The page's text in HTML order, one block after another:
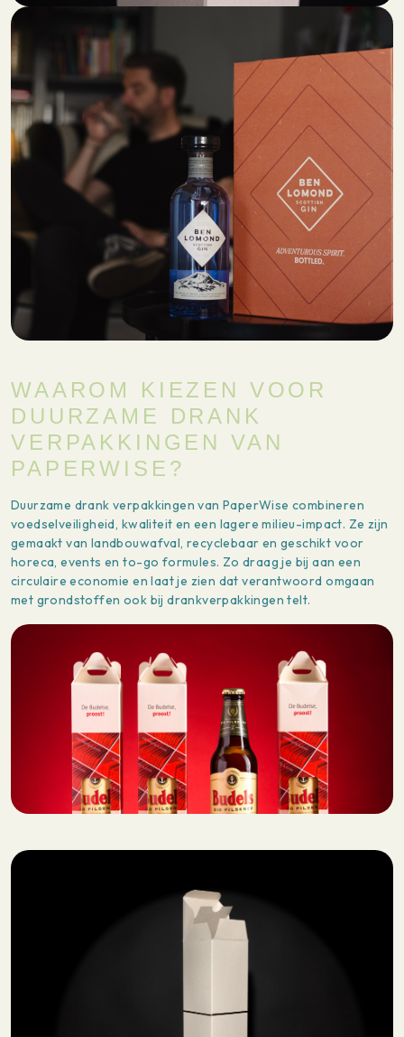
WAAROM KIEZEN VOOR
DUURZAME DRANK
VERPAKKINGEN VAN
PAPERWISE?
Duurzame drank verpakkingen van PaperWise combineren
voedselveiligheid, kwaliteit en een lagere milieu-impact. Ze zijn
gemaakt van landbouwafval, recyclebaar en geschikt voor
horeca, events en to-go formules. Zo draag je bij aan een
circulaire economie en laat je zien dat verantwoord omgaan
met grondstoffen ook bij drankverpakkingen telt.